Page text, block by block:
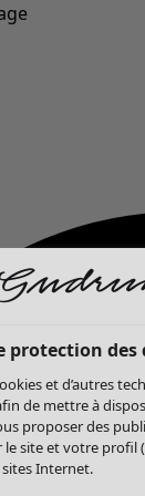
protection des
et d’autres
de mettre à
proposer des
site et votre profil
sites Internet.